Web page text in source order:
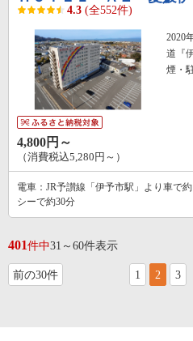
4.3 (全552件)
2020
道『
煙・
4,800円～
（消費税込5,280円～）
電車：JR予讃線「伊予市駅」より車で
シーで約30分
401件中31～60件表示
前の30件 1 2 3